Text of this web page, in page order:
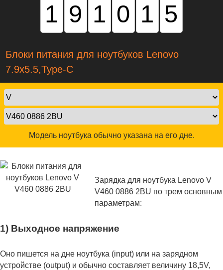
191015
Блоки питания для ноутбуков Lenovo
7.9x5.5,Type-C
Модель ноутбука обычно указана на его дне.
Зарядка для ноутбука Lenovo V
V460 0886 2BU по трем основным
параметрам:
1) Выходное напряжение
Оно пишется на дне ноутбука (input) или на зарядном
устройстве (output) и обычно составляет величину 18,5V,